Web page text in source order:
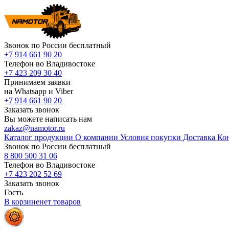
Звонок по России бесплатный
+7 914 661 90 20
Телефон во Владивостоке
+7 423 209 30 40
Принимаем заявки
на Whatsapp и Viber
+7 914 661 90 20
Заказать звонок
Вы можете написать нам
zakaz@namotor.ru
Каталог продукции О компании Условия покупки Доставка
Звонок по России бесплатный
8 800 500 31 06
Телефон во Владивостоке
+7 423 202 52 69
Заказать звонок
Гость
В корзиненет товаров